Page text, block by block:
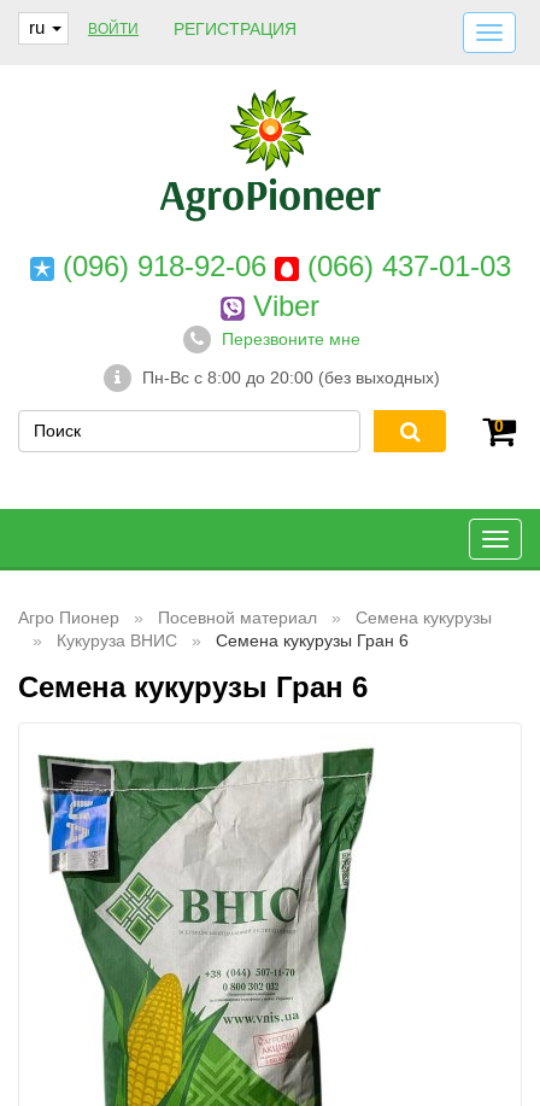
ru ВОЙТИ РЕГИСТРАЦИЯ
ДОСТАВКА И ОПЛАТА
О НАС
ГАРАНТИИ
КОНТАКТЫ
(096) 918-92-06
(066) 437-01-03
Viber
Перезвоните мне
Пн-Вс с 8:00 до 20:00 (без выходных)
0
Агро Пионер Посевной материал
Семена кукурузы
Кукуруза ВНИС
Семена кукурузы Гран 6
Семена кукурузы Гран 6